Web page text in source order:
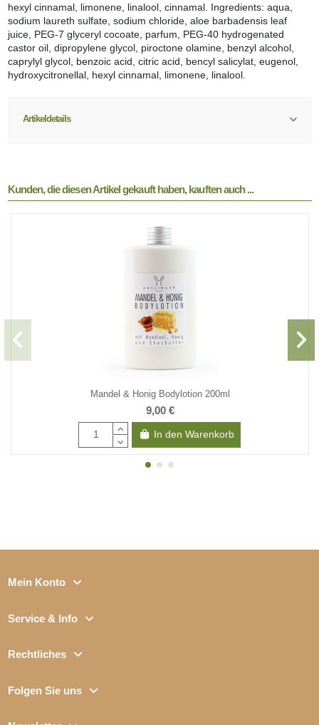
hexyl cinnamal, limonene, linalool, cinnamal. Ingredients: aqua,
sodium laureth sulfate, sodium chloride, aloe barbadensis leaf
juice, PEG-7 glyceryl cocoate, parfum, PEG-40 hydrogenated
castor oil, dipropylene glycol, piroctone olamine, benzyl alcohol,
caprylyl glycol, benzoic acid, citric acid, bencyl salicylat, eugenol,
hydroxycitronellal, hexyl cinnamal, limonene, linalool.
Artikeldetails
Kunden, die diesen Artikel gekauft haben, kauften auch ...
Mandel & Honig Bodylotion 200ml
9,00 €
In den Warenkorb
Mein Konto
Service & Info
Rechtliches
Folgen Sie uns